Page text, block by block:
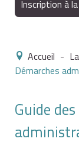
Inscription à
Accueil -
Démarches
Guide